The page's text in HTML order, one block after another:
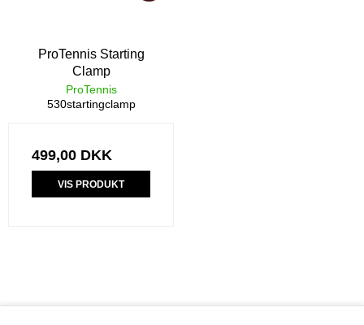
ProTennis Starting
Clamp
ProTennis
530startingclamp
499,00 DKK
VIS PRODUKT